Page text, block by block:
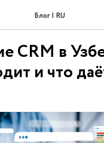
Блог | RU
CRM в
и что